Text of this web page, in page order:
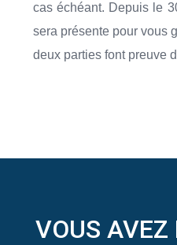
cas échéant. Depuis le
sera présente pour vous
deux parties font preuve
VOUS AVEZ